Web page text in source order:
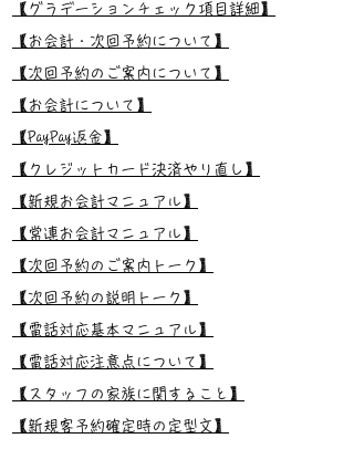
【グラデーションチェック項目詳細】
【お会計・次回予約について】
【次回予約のご案内について】
【お会計について】
【PayPay返金】
【クレジットカード決済やり直し】
【新規お会計マニュアル】
【常連お会計マニュアル】
【次回予約のご案内トーク】
【次回予約の説明トーク】
【電話対応基本マニュアル】
【電話対応注意点について】
【スタッフの家族に関すること】
【新規客予約確定時の定型文】